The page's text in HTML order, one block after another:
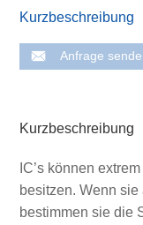
Kurzbeschreibung
Anfrage
Kurzbeschreibung
IC’s können
besitzen. Wenn
bestimmen sie die